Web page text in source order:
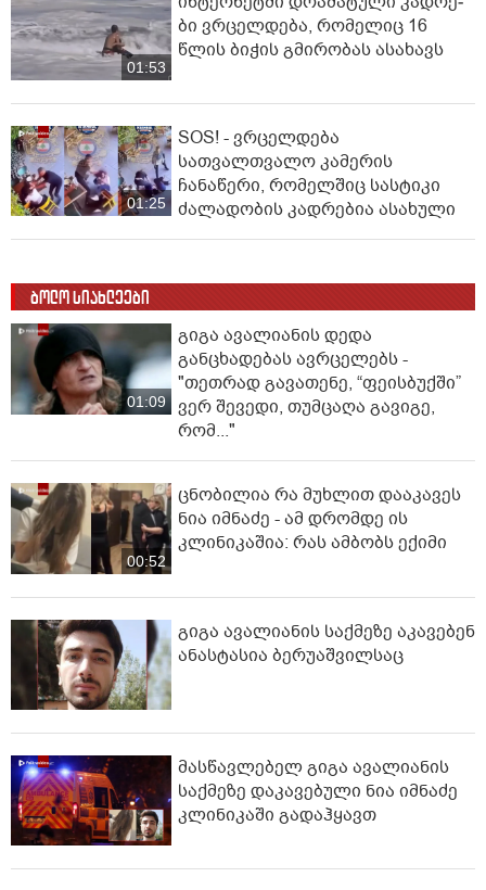
01:53
ბი ვრცელდება, რომელიც 16
წლის ბიჭის გმირობას ასახავს
01:25
SOS! - ვრცელდება
სათვალთვალო კამერის
ჩანაწერი, რომელშიც სასტიკი
ძალადობის კადრებია ასახული
ბოლო სიახლეები
01:09
გიგა ავალიანის დედა
განცხადებას ავრცელებს -
"თეთრად გავათენე, “ფეისბუქში”
ვერ შევედი, თუმცაღა გავიგე,
რომ..."
00:52
ცნობილია რა მუხლით დააკავეს
ნია იმნაძე - ამ დრომდე ის
კლინიკაშია: რას ამბობს ექიმი
გიგა ავალიანის საქმეზე აკავებენ
ანასტასია ბერუაშვილსაც
მასწავლებელ გიგა ავალიანის
საქმეზე დაკავებული ნია იმნაძე
კლინიკაში გადაჰყავთ